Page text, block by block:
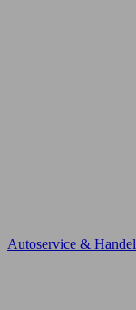
Autoservice & Handel